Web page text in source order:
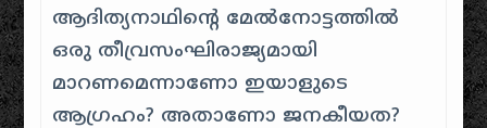
ആദിത്യനാഥിന്റെ മേൽനോട്ടത്തിൽ
ഒരു തീവ്രസംഘിരാജ്യമായി
മാറണമെന്നാണോ ഇയാളുടെ
ആഗ്രഹം? അതാണോ ജനകീയത?